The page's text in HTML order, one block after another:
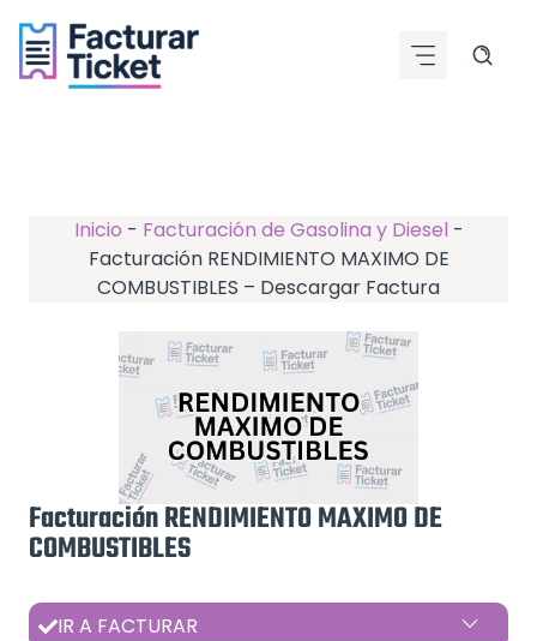
contenido
Inicio - Facturación de Gasolina y Diesel -
Facturación RENDIMIENTO MAXIMO DE
COMBUSTIBLES – Descargar Factura
Facturación RENDIMIENTO MAXIMO DE
COMBUSTIBLES
IR A FACTURAR